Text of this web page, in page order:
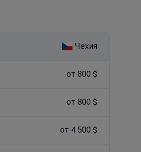
Чехия
от 800 $
от 800 $
от 4 500 $